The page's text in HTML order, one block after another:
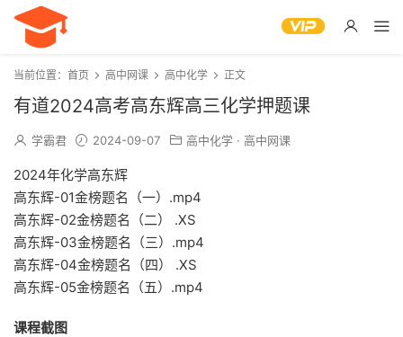
当前位置： 首页 高中网课 高中化学 正文
有道2024高考高东辉高三化学押题课
学霸君 2024-09-07 高中化学 · 高中网课
2024年化学高东辉
高东辉-01金榜题名（一）.mp4
高东辉-02金榜题名（二） .XS
高东辉-03金榜题名（三）.mp4
高东辉-04金榜题名（四） .XS
高东辉-05金榜题名（五）.mp4
课程截图